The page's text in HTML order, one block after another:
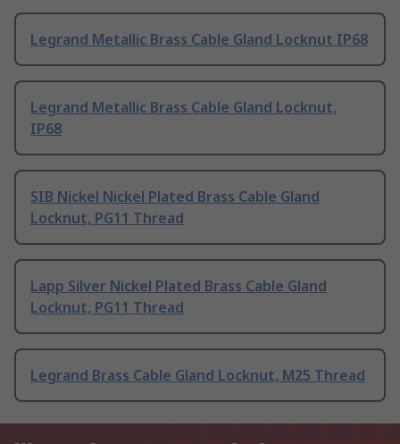
Legrand Metallic Brass Cable Gland Locknut IP68
Legrand Metallic Brass Cable Gland Locknut,
IP68
SIB Nickel Nickel Plated Brass Cable Gland
Locknut, PG11 Thread
Lapp Silver Nickel Plated Brass Cable Gland
Locknut, PG11 Thread
Legrand Brass Cable Gland Locknut, M25 Thread